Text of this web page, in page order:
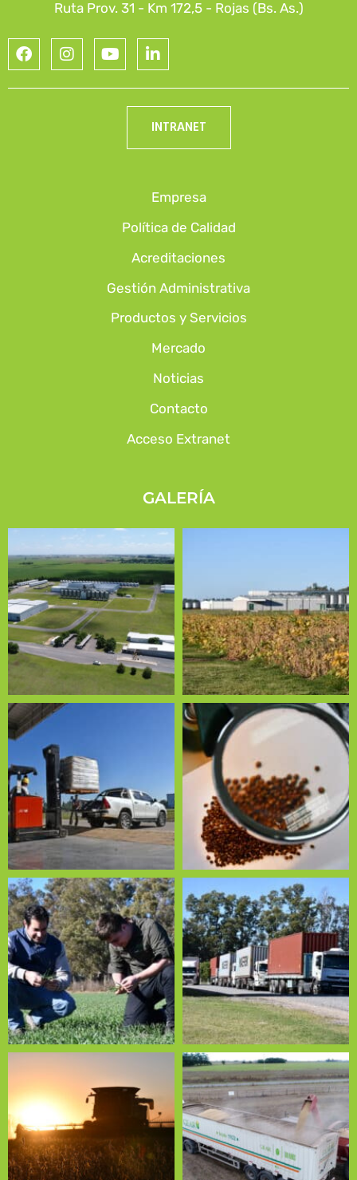
Ruta Prov. 31 - Km 172,5 - Rojas (Bs. As.)
INTRANET
Empresa
Política de Calidad
Acreditaciones
Gestión Administrativa
Productos y Servicios
Mercado
Noticias
Contacto
Acceso Extranet
GALERÍA